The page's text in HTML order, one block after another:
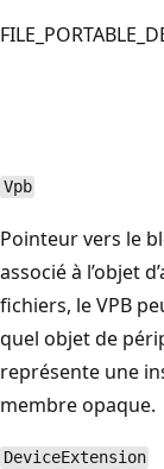
Vpb
Pointeur vers le
associé à l’objet
fichiers, le VPB
quel objet de
représente une
membre opaque.
DeviceExtension